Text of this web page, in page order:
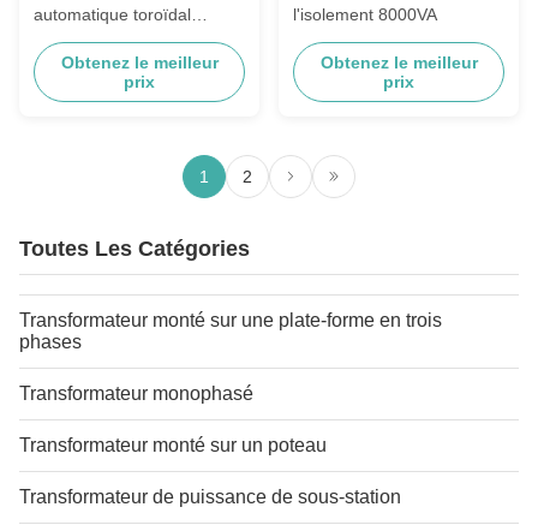
automatique toroïdal
électronique 230VAC de
l'isolement 70VA à 24VAC
Obtenez le meilleur
prix
l'isolement 8000VA
Obtenez le meilleur
prix
1 2
Toutes Les Catégories
Transformateur monté sur une plate-forme en trois
phases
Transformateur monophasé
Transformateur monté sur un poteau
Transformateur de puissance de sous-station